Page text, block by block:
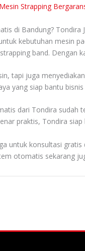
Strapping
di Bandung? Tondira
kebutuhan mesin
band. Dengan
tapi juga
yang siap bantu
dari Tondira sudah
praktis, Tondira siap
untuk konsultasi
otomatis sekarang